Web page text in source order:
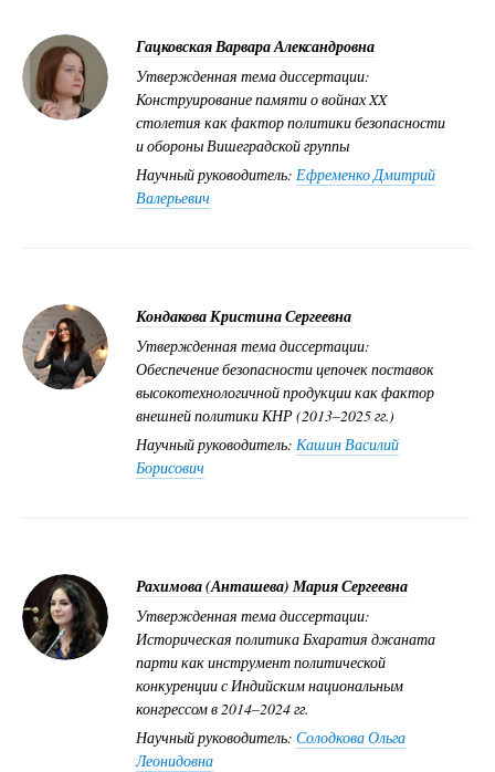
Гацковская Варвара Александровна
Утвержденная тема диссертации:
Конструирование памяти о войнах XX
столетия как фактор политики безопасности
и обороны Вишеградской группы
Научный руководитель: Ефременко Дмитрий
Валерьевич
Кондакова Кристина Сергеевна
Утвержденная тема диссертации:
Обеспечение безопасности цепочек поставок
высокотехнологичной продукции как фактор
внешней политики КНР (2013–2025 гг.)
Научный руководитель: Кашин Василий
Борисович
Рахимова (Анташева) Мария Сергеевна
Утвержденная тема диссертации:
Историческая политика Бхаратия джаната
парти как инструмент политической
конкуренции с Индийским национальным
конгрессом в 2014–2024 гг.
Научный руководитель: Солодкова Ольга
Леонидовна